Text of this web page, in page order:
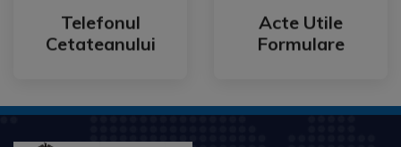
Telefonul
Cetateanului
Telefonul
Cetateanului
Acte Utile
Formulare
Acte Utile
Formulare